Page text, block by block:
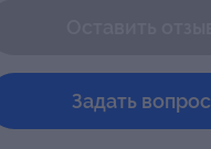
Задать вопрос